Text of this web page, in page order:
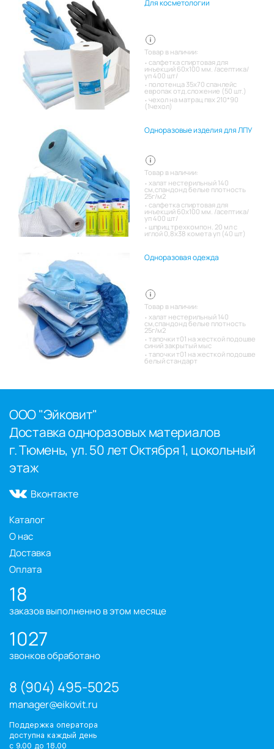
Для косметологии
Товар в наличии:
салфетка спиртовая для
инъекций 60х100 мм. /асептика/
уп 400 шт/
полотенца 35х70 спанлейс
европак отд.сложение (50 шт.)
чехол на матрац пвх 210*90
(1чехол)
Одноразовые изделия для ЛПУ
Товар в наличии:
халат нестерильный 140
см,спандонд белые плотность
25г/м2
салфетка спиртовая для
инъекций 60х100 мм. /асептика/
уп 400 шт/
шприц трехкомпон. 20 мл с
иглой 0,8х38 комета уп (40 шт)
Одноразовая одежда
Товар в наличии:
халат нестерильный 140
см,спандонд белые плотность
25г/м2
тапочки т01 на жесткой подошве
синий закрытый мыс
тапочки т01 на жесткой подошве
белый стандарт
ООО "Эйковит"
Доставка одноразовых материалов
г. Тюмень, ул. 50 лет Октября 1, цокольный
этаж
Вконтакте
Каталог
О нас
Доставка
Оплата
18
заказов выполненно в этом месяце
1027
звонков обработано
8 (904) 495-5025
manager@eikovit.ru
Поддержка оператора
доступна каждый день
с 9.00 до 18.00